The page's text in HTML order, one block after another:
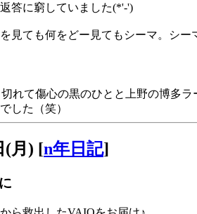
答に窮していました(*'-')
見ても何をどー見てもシーマ。シ
れて傷心の黒のひとと上野の博多
した（笑）
(月) [n年日記]